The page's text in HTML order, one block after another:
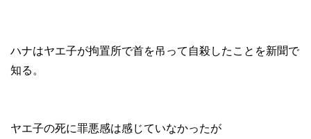
ハナはヤエ子が拘置所で首を吊って自殺したことを新聞で
知る。
ヤエ子の死に罪悪感は感じていなかったが